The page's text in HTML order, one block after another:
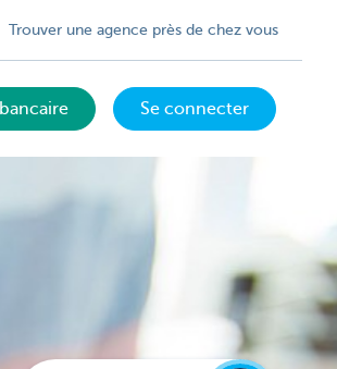
Trouver une agence près de chez vous
Se connecter
digital